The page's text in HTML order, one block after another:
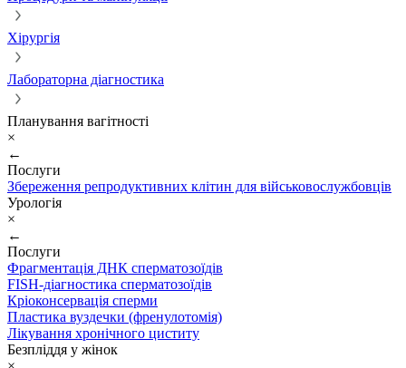
Хірургія
Лабораторна діагностика
Планування вагітності
×
←
Послуги
Збереження репродуктивних клітин для військовослужбовців
Урологія
×
←
Послуги
Фрагментація ДНК сперматозоїдів
FISH-діагностика сперматозоїдів
Кріоконсервація сперми
Пластика вуздечки (френулотомія)
Лікування хронічного циститу
Безпліддя у жінок